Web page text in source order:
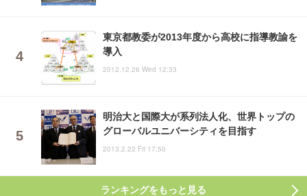
東京都教委が2013年度から高校に指導教諭を
導入
2012.12.26 Wed 12:33
明治大と国際大が系列法人化、世界トップの
グローバルユニバーシティを目指す
2013.2.22 Fri 17:50
ランキングをもっと見る